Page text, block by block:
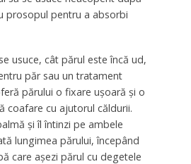
prosopul pentru a absorbi
usuce, cât părul este încă ud,
păr sau un tratament
părului o fixare ușoară și o
coafare cu ajutorul căldurii.
și îl întinzi pe ambele
lungimea părului, începând
care așezi părul cu degetele